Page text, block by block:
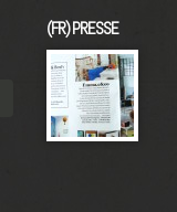
(FR) PRESSE